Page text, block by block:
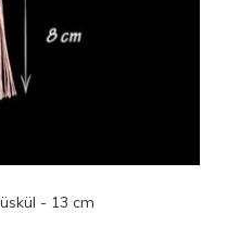
3 no Yeşil Floş Püskül - 13